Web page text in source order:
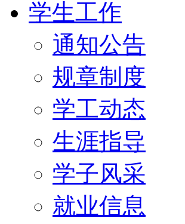
学生工作
通知公告
规章制度
学工动态
生涯指导
学子风采
就业信息